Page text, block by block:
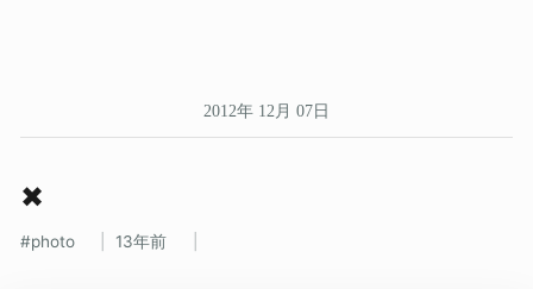
2012年 12月 07日
✖
photo 13年前